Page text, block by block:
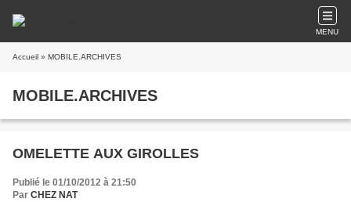
MENU
Accueil » MOBILE.ARCHIVES
MOBILE.ARCHIVES
OMELETTE AUX GIROLLES
Publié le 01/10/2012 à 21:50
Par CHEZ NAT